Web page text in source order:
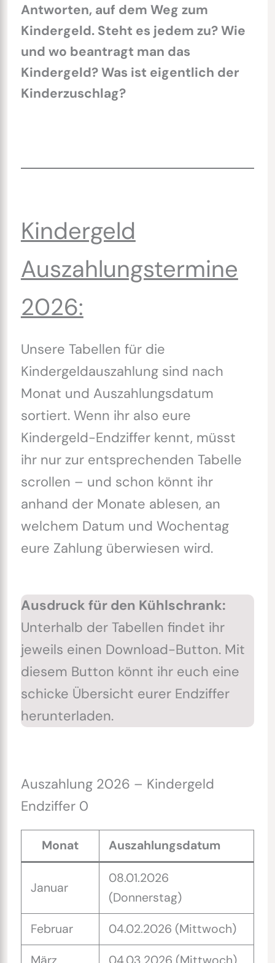
Antworten, auf dem Weg zum
Kindergeld. Steht es jedem zu? Wie
und wo beantragt man das
Kindergeld? Was ist eigentlich der
Kinderzuschlag?
Kindergeld
Auszahlungstermine
2026:
Unsere Tabellen für die
Kindergeldauszahlung sind nach
Monat und Auszahlungsdatum
sortiert. Wenn ihr also eure
Kindergeld-Endziffer kennt, müsst
ihr nur zur entsprechenden Tabelle
scrollen – und schon könnt ihr
anhand der Monate ablesen, an
welchem Datum und Wochentag
eure Zahlung überwiesen wird.
Ausdruck für den Kühlschrank:
Unterhalb der Tabellen findet ihr
jeweils einen Download-Button. Mit
diesem Button könnt ihr euch eine
schicke Übersicht eurer Endziffer
herunterladen.
Auszahlung 2026 – Kindergeld
Endziffer 0
Monat Auszahlungsdatum
Januar
08.01.2026
(Donnerstag)
Februar 04.02.2026 (Mittwoch)